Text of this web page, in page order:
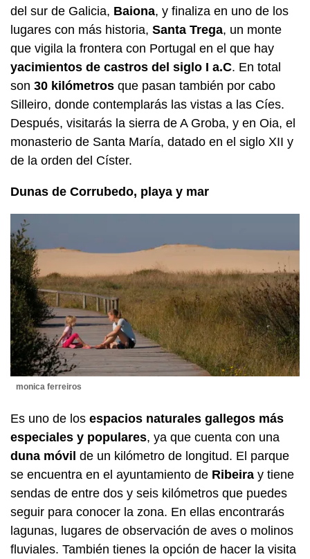
del sur de Galicia, Baiona, y finaliza en uno de los
lugares con más historia, Santa Trega, un monte
que vigila la frontera con Portugal en el que hay
yacimientos de castros del siglo I a.C. En total
son 30 kilómetros que pasan también por cabo
Silleiro, donde contemplarás las vistas a las Cíes.
Después, visitarás la sierra de A Groba, y en Oia, el
monasterio de Santa María, datado en el siglo XII y
de la orden del Císter.
Dunas de Corrubedo, playa y mar
monica ferreiros
Es uno de los espacios naturales gallegos más
especiales y populares, ya que cuenta con una
duna móvil de un kilómetro de longitud. El parque
se encuentra en el ayuntamiento de Ribeira y tiene
sendas de entre dos y seis kilómetros que puedes
seguir para conocer la zona. En ellas encontrarás
lagunas, lugares de observación de aves o molinos
fluviales. También tienes la opción de hacer la visita